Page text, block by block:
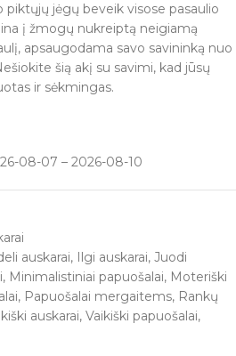
piktųjų jėgų beveik visose pasaulio
į žmogų nukreiptą neigiamą
apsaugodama savo savininką nuo
šią akį su savimi, kad jūsų
ir sėkmingas.
08-07 – 2026-08-10
auskarai, Ilgi auskarai, Juodi
, Minimalistiniai papuošalai, Moteriški
, Papuošalai mergaitems, Rankų
auskarai, Vaikiški papuošalai,